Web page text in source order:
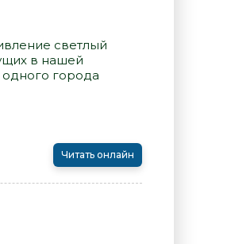
светлый
в нашей
одного города
Читать онлайн